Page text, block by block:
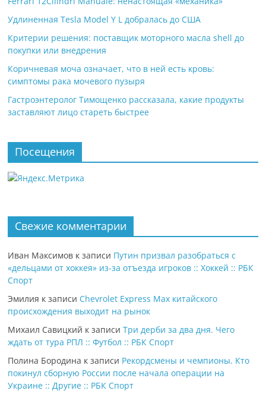
Удлиненная Tesla Model Y L добралась до США
Критерии решения: поставщик моторного масла shell до
покупки или внедрения
Коричневая моча означает, что в ней есть кровь:
симптомы рака мочевого пузыря
Гастроэнтеролог Тимощенко рассказала, какие продукты
заставляют лицо стареть быстрее
Посещения
Свежие комментарии
Иван Максимов к записи Путин призвал разобраться с
«дельцами от хоккея» из-за отъезда игроков :: Хоккей :: РБК
Спорт
Эмилия к записи Chevrolet Express Max китайского
происхождения выходит на рынок
Михаил Савицкий к записиТри дерби за два дня. Чего
ждать от тура РПЛ :: Футбол :: РБК Спорт
Полина Бородина к записи Рекордсмены и чемпионы. Кто
покинул сборную России после начала операции на
Украине :: Другие :: РБК Спорт